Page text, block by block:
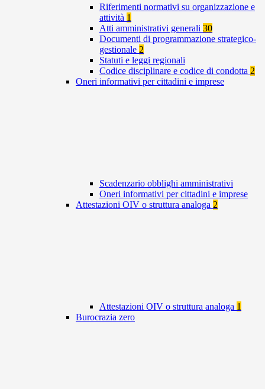
Riferimenti normativi su organizzazione e
attività 1
Atti amministrativi generali 30
Documenti di programmazione strategico-
gestionale 2
Statuti e leggi regionali
Codice disciplinare e codice di condotta 2
Oneri informativi per cittadini e imprese
Scadenzario obblighi amministrativi
Oneri informativi per cittadini e imprese
Attestazioni OIV o struttura analoga 2
Attestazioni OIV o struttura analoga 1
Burocrazia zero